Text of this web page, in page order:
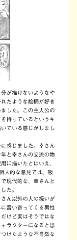
が描けないようなや
たような絵柄が好き
した。この主人公の
持っているというキ
ている感じがしまし
感じました。幸さん
と幸さんの交流の物
に描いたとはいえ、
人的な意見では、吸
現代的な、幸さんと
た。
ん以外の人の扱いが
言い寄ってくる男性
けど実はそうではな
ラクターになると思
けたような不自然な